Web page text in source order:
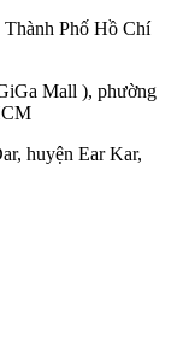
Phố Hồ Chí
Mall ), phường
huyện Ear Kar,